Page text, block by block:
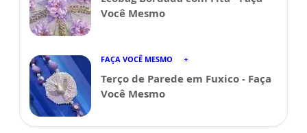
Você Mesmo
FAÇA VOCÊ MESMO
Terço de Parede em Fuxico - Faça
Você Mesmo